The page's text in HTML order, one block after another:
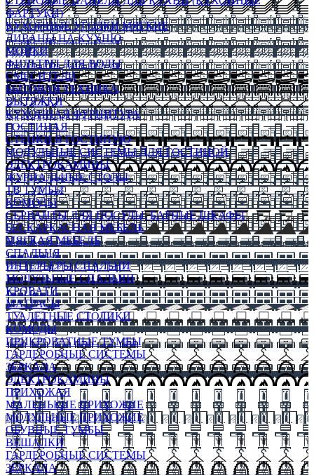
ФАРТУКИ)
КУХОННЫЕ УГОЛКИ МЯГКИЕ
ДИВАНЫ НА КУХНЮ
МОЙКИ
ФИЛЬТРЫ ДЛЯ ВОДЫ
СМЕСИТЕЛИ
БЫТОВАЯ ТЕХНИКА
ВЫТЯЖКИ
КУХОННАЯ ФУРНИТУРА
ГОСТИНАЯ
СТЕНКИ В ГОСТИНУЮ
МОДУЛЬНЫЕ СИСТЕМЫ ДЛЯ ГОСТИНОЙ
ЭЛЕКТРОКАМИНЫ
ЖУРНАЛЬНЫЕ СТОЛЫ
ТВ ТУМБЫ
КОМОДЫ
СЕРВАНТЫ ДЛЯ ПОСУДЫ, БАРНЫЕ ШКАФЫ
БЕСКАРКАСНАЯ МЕБЕЛЬ
МЯГКАЯ МЕБЕЛЬ
СПАЛЬНЯ
ИНТЕРЬЕРЫ СПАЛЬНИ
МОДУЛЬНЫЕ СПАЛЬНИ
КРОВАТИ
МАТРАСЫ
ТУАЛЕТНЫЕ СТОЛИКИ
КОМОДЫ
ПРИКРОВАТНЫЕ ТУМБЫ
ГАРДЕРОБНЫЕ СИСТЕМЫ
ЗЕРКАЛА
ЭЛЕКТРОКАМИНЫ
ПРИХОЖАЯ
МАЛЕНЬКИЕ ПРИХОЖИЕ
МОДУЛЬНЫЕ ПРИХОЖИЕ
ОБУВНЫЕ ТУМБЫ
ВЕШАЛКИ
ГАРДЕРОБНЫЕ СИСТЕМЫ
ЗЕРКАЛА